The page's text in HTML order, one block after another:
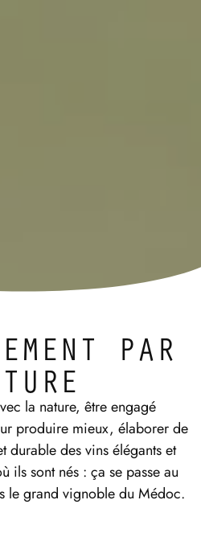
PAR
la nature, être engagé
produire mieux, élaborer de
durable des vins élégants et
ils sont nés : ça se passe au
le grand vignoble du Médoc.